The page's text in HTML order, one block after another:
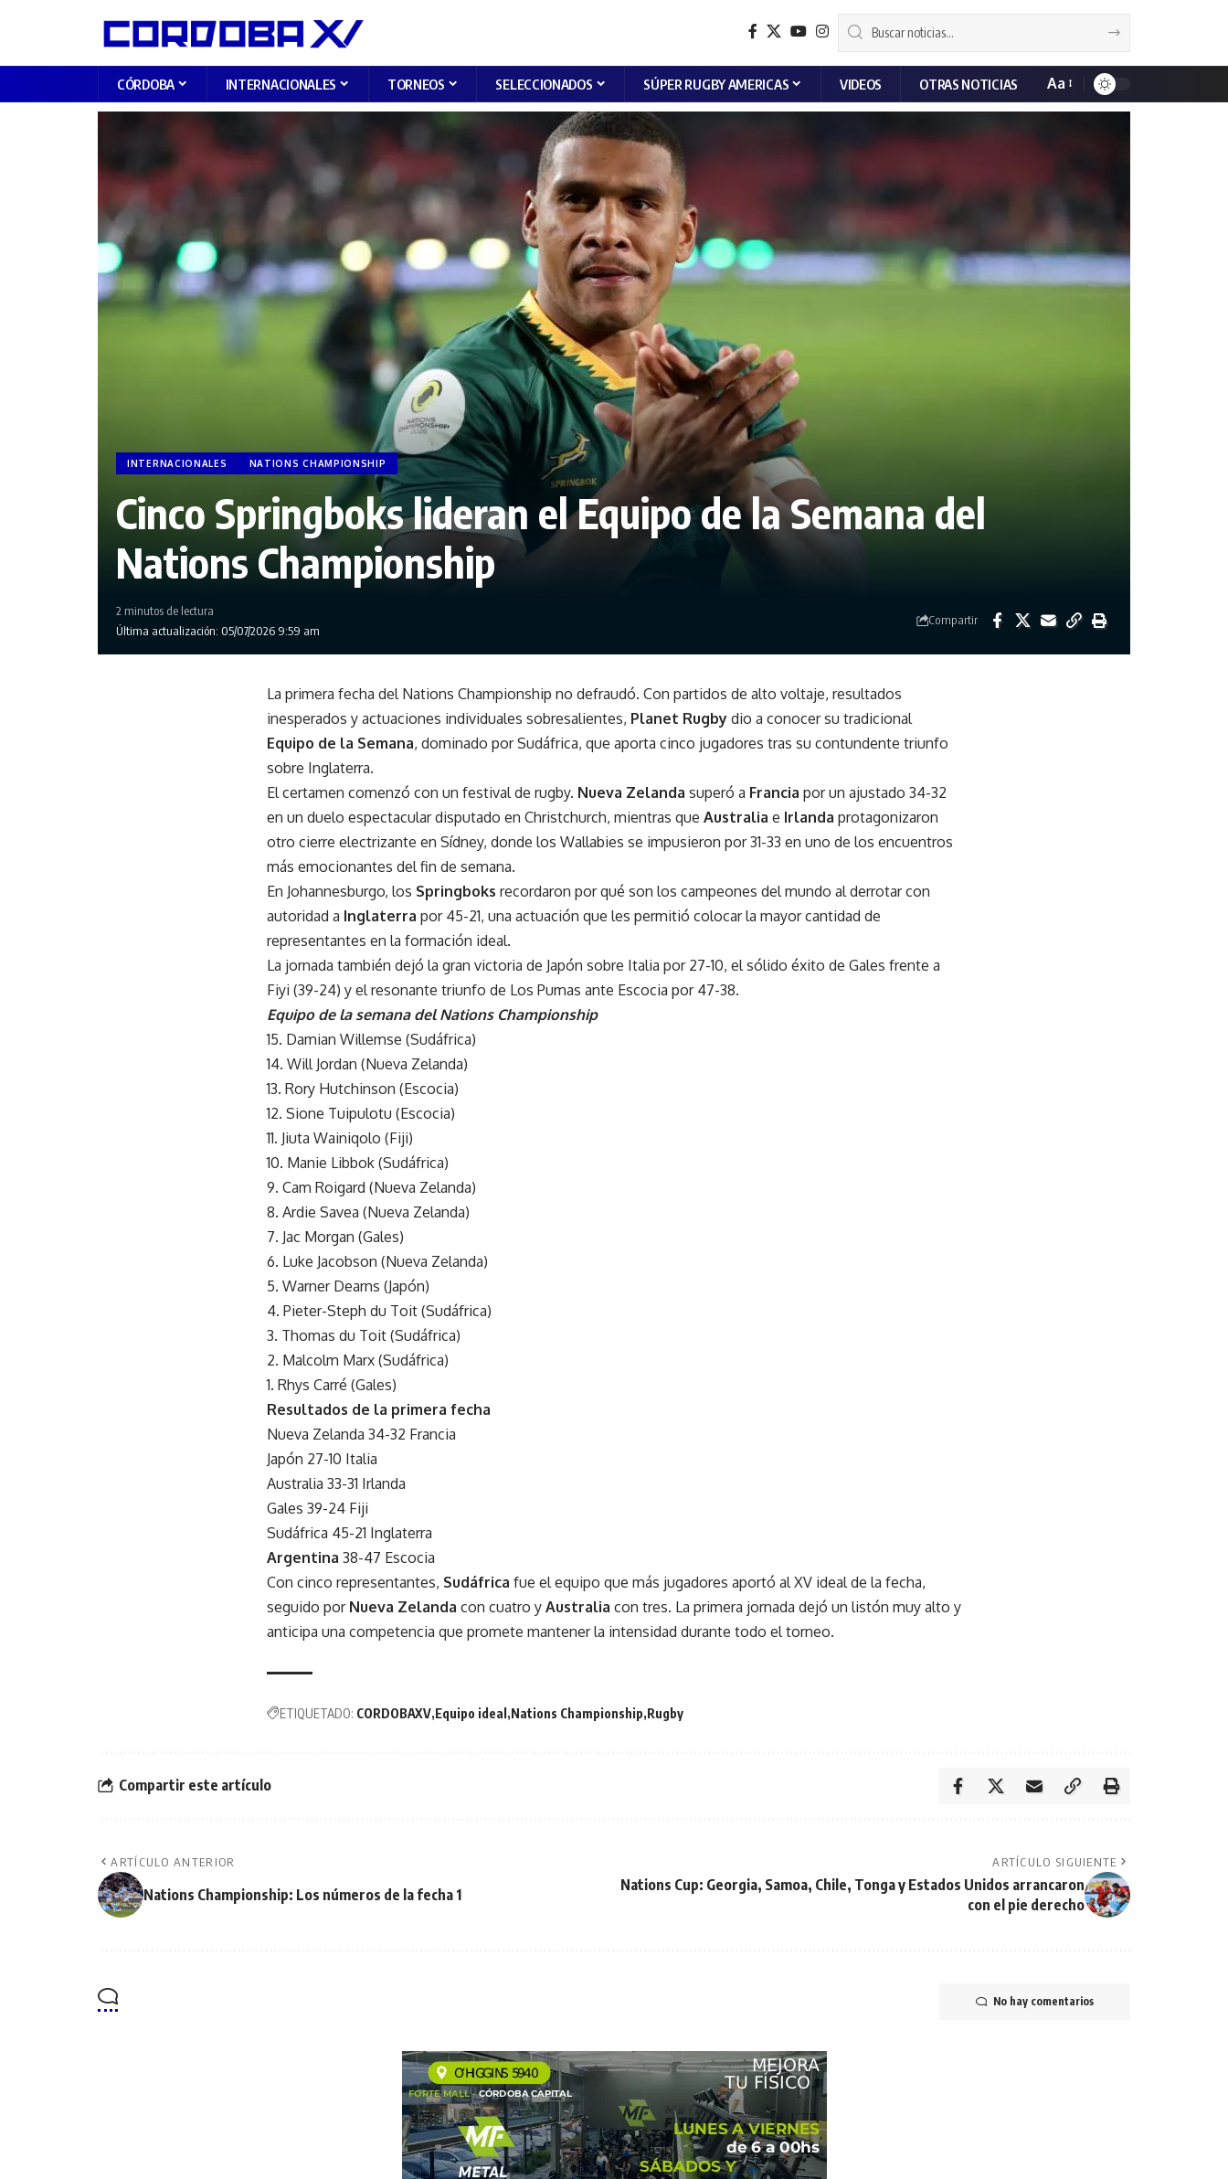
CÓRDOBA INTERNACIONALES TORNEOS SELECCIONADOS SÚPER RUGBY AMERICAS VIDEOS OTRAS NOTICIAS Aa
INTERNACIONALES NATIONS CHAMPIONSHIP
Cinco Springboks lideran el Equipo de la Semana del
Nations Championship
Última actualización: 05/07/2026 9:59 am
2 minutos de lectura
Compartir
La primera fecha del Nations Championship no defraudó. Con partidos de alto voltaje, resultados
inesperados y actuaciones individuales sobresalientes, Planet Rugby dio a conocer su tradicional
Equipo de la Semana, dominado por Sudáfrica, que aporta cinco jugadores tras su contundente triunfo
sobre Inglaterra.
El certamen comenzó con un festival de rugby. Nueva Zelanda superó a Francia por un ajustado 34-32
en un duelo espectacular disputado en Christchurch, mientras que Australia e Irlanda protagonizaron
otro cierre electrizante en Sídney, donde los Wallabies se impusieron por 31-33 en uno de los encuentros
más emocionantes del fin de semana.
En Johannesburgo, los Springboks recordaron por qué son los campeones del mundo al derrotar con
autoridad a Inglaterra por 45-21, una actuación que les permitió colocar la mayor cantidad de
representantes en la formación ideal.
La jornada también dejó la gran victoria de Japón sobre Italia por 27-10, el sólido éxito de Gales frente a
Fiyi (39-24) y el resonante triunfo de Los Pumas ante Escocia por 47-38.
Equipo de la semana del Nations Championship
15. Damian Willemse (Sudáfrica)
14. Will Jordan (Nueva Zelanda)
13. Rory Hutchinson (Escocia)
12. Sione Tuipulotu (Escocia)
11. Jiuta Wainiqolo (Fiji)
10. Manie Libbok (Sudáfrica)
9. Cam Roigard (Nueva Zelanda)
8. Ardie Savea (Nueva Zelanda)
7. Jac Morgan (Gales)
6. Luke Jacobson (Nueva Zelanda)
5. Warner Dearns (Japón)
4. Pieter-Steph du Toit (Sudáfrica)
3. Thomas du Toit (Sudáfrica)
2. Malcolm Marx (Sudáfrica)
1. Rhys Carré (Gales)
Resultados de la primera fecha
Nueva Zelanda 34-32 Francia
Japón 27-10 Italia
Australia 33-31 Irlanda
Gales 39-24 Fiji
Sudáfrica 45-21 Inglaterra
Argentina 38-47 Escocia
Con cinco representantes, Sudáfrica fue el equipo que más jugadores aportó al XV ideal de la fecha,
seguido por Nueva Zelanda con cuatro y Australia con tres. La primera jornada dejó un listón muy alto y
anticipa una competencia que promete mantener la intensidad durante todo el torneo.
ETIQUETADO: CORDOBAXV Equipo ideal Nations Championship Rugby
Compartir este artículo
ARTÍCULO ANTERIOR
Nations Championship: Los números de la fecha 1
ARTÍCULO SIGUIENTE
Nations Cup: Georgia, Samoa, Chile, Tonga y Estados Unidos arrancaron
con el pie derecho
No hay comentarios